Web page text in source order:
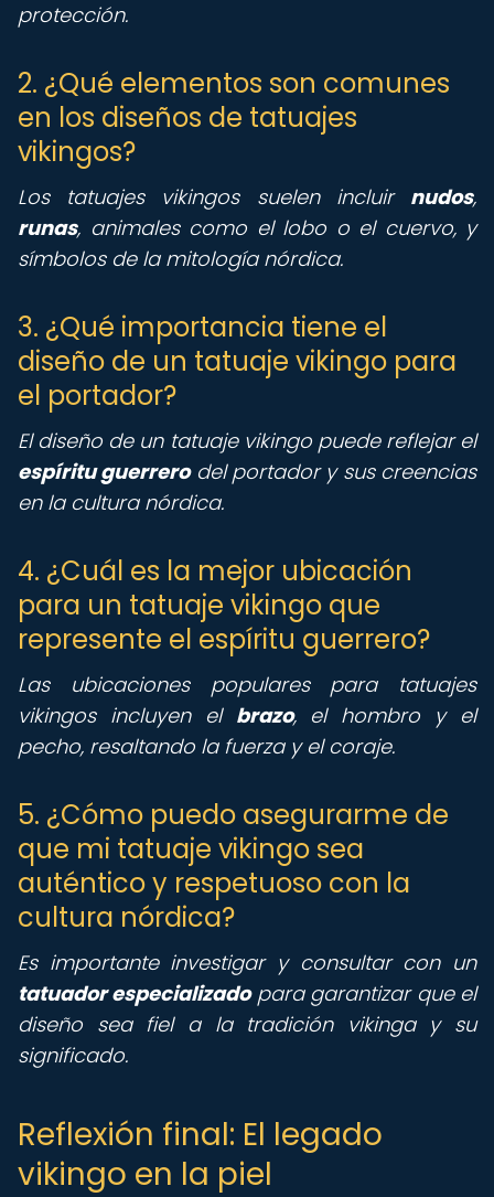
protección.
2. ¿Qué elementos son comunes
en los diseños de tatuajes
vikingos?
Los tatuajes vikingos suelen incluir nudos,
runas, animales como el lobo o el cuervo, y
símbolos de la mitología nórdica.
3. ¿Qué importancia tiene el
diseño de un tatuaje vikingo para
el portador?
El diseño de un tatuaje vikingo puede reflejar el
espíritu guerrerodel portador y sus creencias
en la cultura nórdica.
4. ¿Cuál es la mejor ubicación
para un tatuaje vikingo que
represente el espíritu guerrero?
Las ubicaciones populares para tatuajes
vikingos incluyen el brazo, el hombro y el
pecho, resaltando la fuerza y el coraje.
5. ¿Cómo puedo asegurarme de
que mi tatuaje vikingo sea
auténtico y respetuoso con la
cultura nórdica?
Es importante investigar y consultar con un
tatuador especializadopara garantizar que el
diseño sea fiel a la tradición vikinga y su
significado.
Reflexión final: El legado
vikingo en la piel